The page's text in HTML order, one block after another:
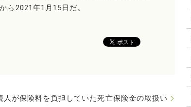
ら2021年1月15日だ。
人が保険料を負担していた死亡保険金の取扱い